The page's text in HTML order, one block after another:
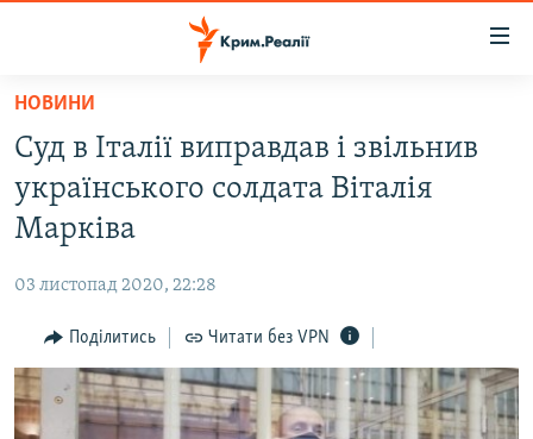
Перейти
основного
матеріалу
Перейти
до
основної
Перейти
до
пошуку
ВОДА.КРИМ
ВІДЕО ТА ФОТО
БЛОГИ
ПОГЛЯД
ІНТЕРВ'Ю
ВСЕ ЗА ДЕНЬ
НОВИНИ
Суд в Італії виправдав і звільнив
українського солдата Віталія
Марківа
03 листопад 2020, 22:28
Поділитись Читати без VPN